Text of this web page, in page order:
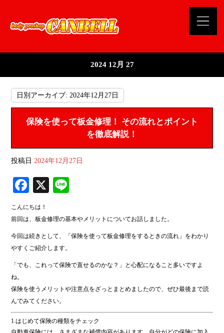
2024 12月 27
日別アーカイブ:2024年12月27日
保険を使って板金修理！ その流れとポイント
を徹底解説！
投稿日 2024年12月27日
Fa
ce
bo
ok
X
こんにちは！
前回は、板金修理の基本やメリットについてお話しました。
今回は続きとして、「保険を使って板金修理をするときの流れ」をわかり
やすくご紹介します。
「でも、これって保険で直せるのかな？」と心配になること多いですよ
ね。
保険を使うメリットや注意点をざっとまとめましたので、ぜひ最後まで読
んでみてください。
1.はじめて保険の種類をチェック